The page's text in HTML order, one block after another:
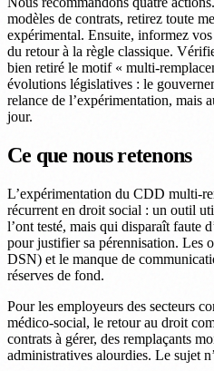
modèles de contrats, retirez toute
expérimental. Ensuite, informez
du retour à la règle classique.
bien retiré le motif « multi-
évolutions législatives : le
relance de l’expérimentation, mais
jour.
Ce que nous retenons
L’expérimentation du CDD multi-
récurrent en droit social : un outil
l’ont testé, mais qui disparaît faute
pour justifier sa pérennisation. Les
DSN) et le manque de
réserves de fond.
Pour les employeurs des secteurs
médico-social, le retour au droit
contrats à gérer, des remplaçants
administratives alourdies. Le sujet